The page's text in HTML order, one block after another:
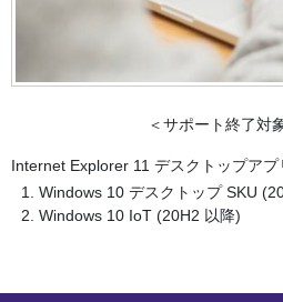
＜サポート終了対
Internet Explorer 11 デスクトップア
Windows 10 デスクトップ SKU
Windows 10 IoT (20H2 以降)